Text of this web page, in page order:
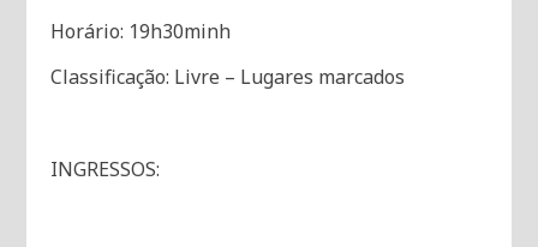
Horário: 19h30minh
Classificação: Livre – Lugares marcados
INGRESSOS: